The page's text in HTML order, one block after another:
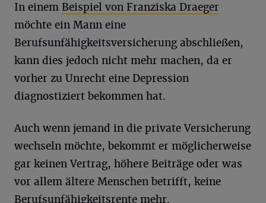
In einem Beispiel von Franziska Draeger
möchte ein Mann eine
Berufsunfähigkeitsversicherung abschließen,
kann dies jedoch nicht mehr machen, da er
vorher zu Unrecht eine Depression
diagnostiziert bekommen hat.
Auch wenn jemand in die private Versicherung
wechseln möchte, bekommt er möglicherweise
gar keinen Vertrag, höhere Beiträge oder was
vor allem ältere Menschen betrifft, keine
Berufsunfähigkeitsrente mehr.